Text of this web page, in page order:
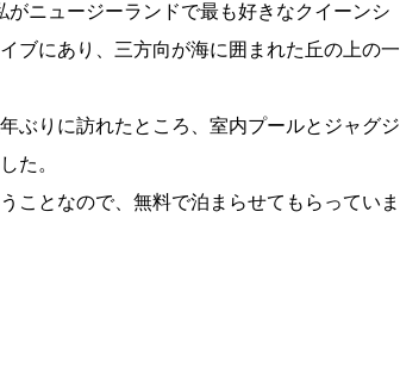
がニュージーランドで最も好きなクイーンシ
ブにあり、三方向が海に囲まれた丘の上の一
ぶりに訪れたところ、室内プールとジャグジ
た。
ことなので、無料で泊まらせてもらっていま